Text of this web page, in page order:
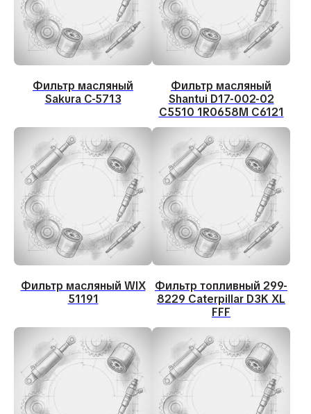
Фильтр масляный
Sakura C-5713
Фильтр масляный
Shantui D17-002-02
C5510 1R0658M C6121
Фильтр масляный WIX
51191
Фильтр топливный 299-
8229 Caterpillar D3K XL
FFF